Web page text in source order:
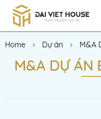
Home Dự án M&A
M&A DỰ ÁN